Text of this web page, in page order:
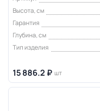
Высота, см
Гарантия
Глубина, см
Тип изделия
15 886.2 ₽ шт